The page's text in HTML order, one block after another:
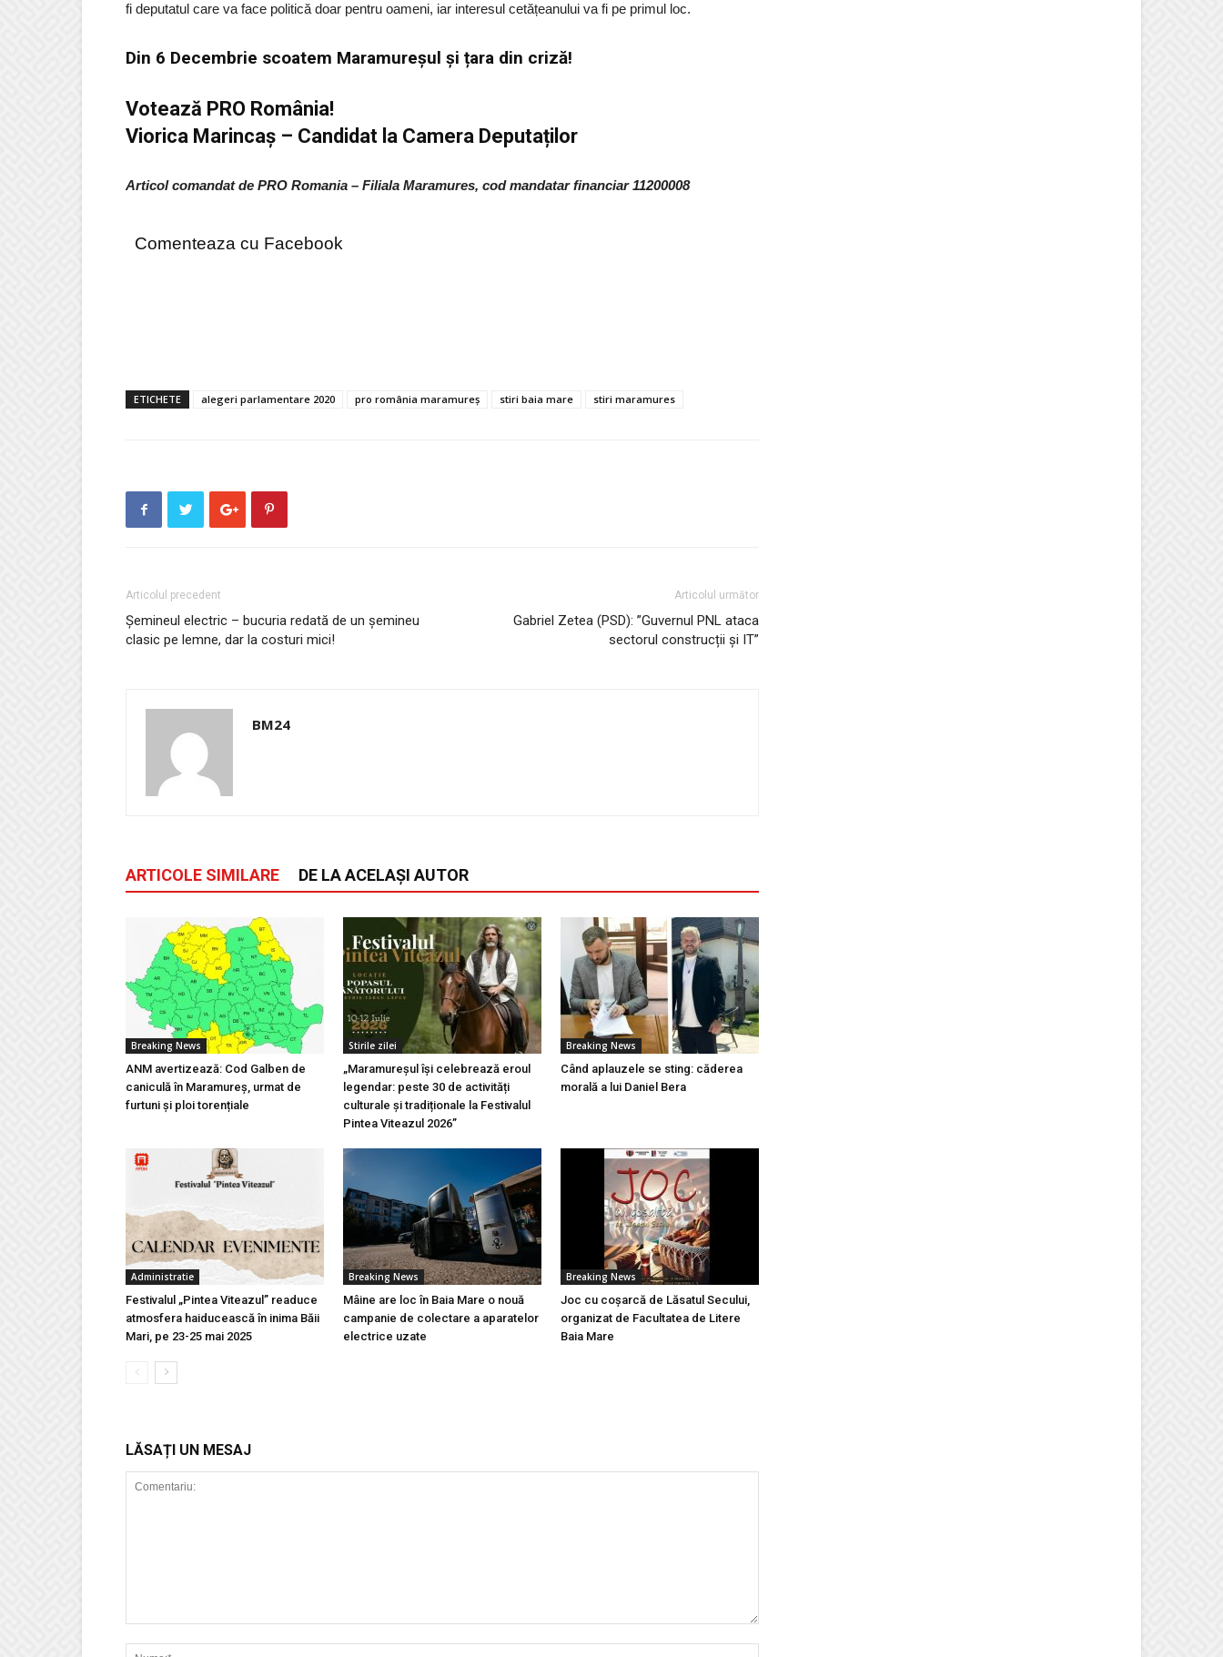
fi deputatul care va face politică doar pentru oameni, iar interesul cetățeanului va fi pe primul loc.
Din 6 Decembrie scoatem Maramureșul și țara din criză!
Votează PRO România!
Viorica Marincaș – Candidat la Camera Deputaților
Articol comandat de PRO Romania – Filiala Maramures, cod mandatar financiar 11200008
Comenteaza cu Facebook
ETICHETE alegeri parlamentare 2020 pro românia maramureș stiri baia mare stiri maramures
Articolul precedent
Șemineul electric – bucuria redată de un șemineu
clasic pe lemne, dar la costuri mici!
Articolul următor
Gabriel Zetea (PSD): ”Guvernul PNL ataca
sectorul construcții și IT”
BM24
ARTICOLE SIMILARE DE LA ACELAȘI AUTOR
Breaking News
ANM avertizează: Cod Galben de
caniculă în Maramureș, urmat de
furtuni și ploi torențiale
Stirile zilei
„Maramureșul își celebrează eroul
legendar: peste 30 de activități
culturale și tradiționale la Festivalul
Pintea Viteazul 2026”
Breaking News
Când aplauzele se sting: căderea
morală a lui Daniel Bera
Administratie
Festivalul „Pintea Viteazul” readuce
atmosfera haiducească în inima Băii
Mari, pe 23-25 mai 2025
Breaking News
Mâine are loc în Baia Mare o nouă
campanie de colectare a aparatelor
electrice uzate
Breaking News
Joc cu coșarcă de Lăsatul Secului,
organizat de Facultatea de Litere
Baia Mare
LĂSAȚI UN MESAJ